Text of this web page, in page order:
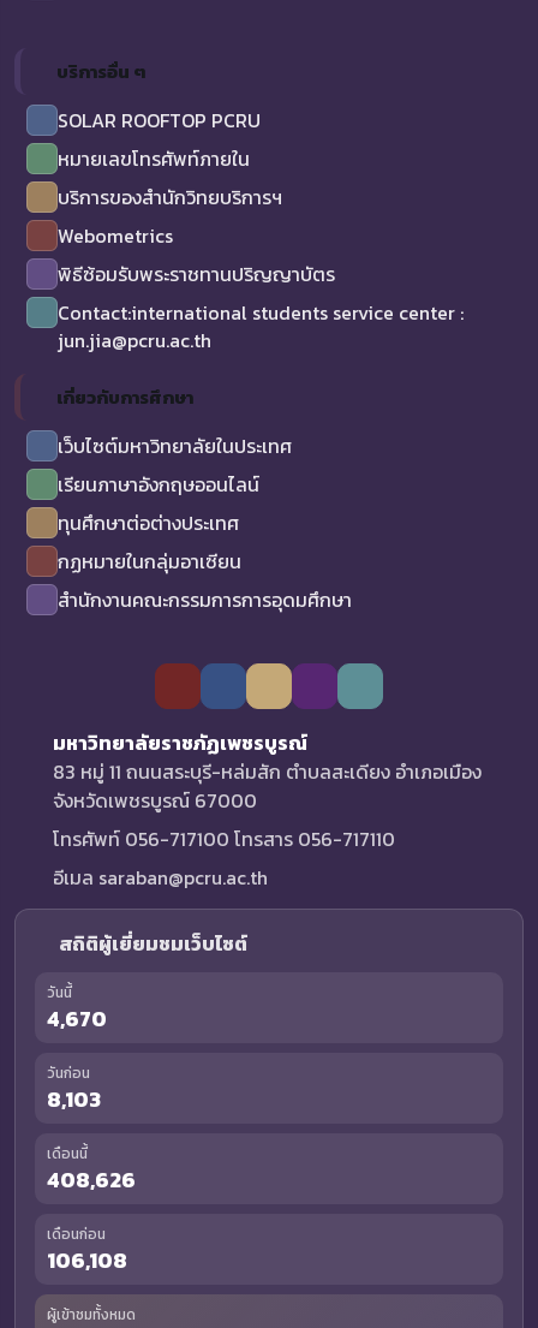
บริการอื่น ๆ
SOLAR ROOFTOP PCRU
หมายเลขโทรศัพท์ภายใน
บริการของสำนักวิทยบริการฯ
Webometrics
พิธีซ้อมรับพระราชทานปริญญาบัตร
Contact:international students service center :
jun.jia@pcru.ac.th
เกี่ยวกับการศึกษา
เว็บไซต์มหาวิทยาลัยในประเทศ
เรียนภาษาอังกฤษออนไลน์
ทุนศึกษาต่อต่างประเทศ
กฏหมายในกลุ่มอาเซียน
สำนักงานคณะกรรมการการอุดมศึกษา
มหาวิทยาลัยราชภัฏเพชรบูรณ์
83 หมู่ 11 ถนนสระบุรี-หล่มสัก ตำบลสะเดียง อำเภอเมือง
จังหวัดเพชรบูรณ์ 67000
โทรศัพท์ 056-717100 โทรสาร 056-717110
อีเมล saraban@pcru.ac.th
สถิติผู้เยี่ยมชมเว็บไซต์
วันนี้
4,670
วันก่อน
8,103
เดือนนี้
408,626
เดือนก่อน
106,108
ผู้เข้าชมทั้งหมด